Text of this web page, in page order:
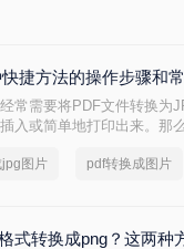
捷方法的操作步骤和
常需要将PDF文件转换为
入或简单地打印出来。那
jpg图片 pdf转换成图片
式转换成png？这两种